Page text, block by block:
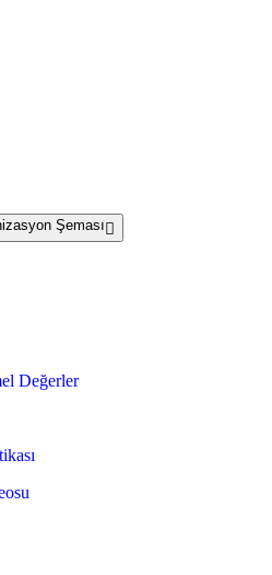
Şeması
Değerler